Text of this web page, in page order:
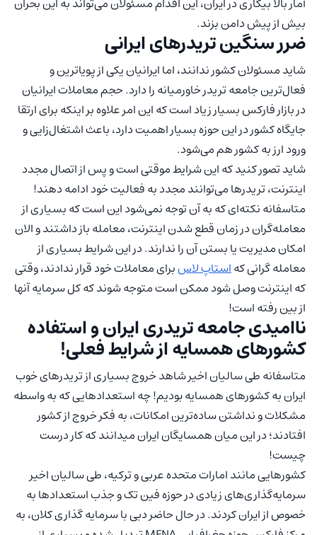
بیش از پیش دامن بزند.
ضرر سنگین تریدرهای ایرانی
شاید مسئولان کشور ندانند، اما ایرانیان یکی از پویا‍‌ترین و
فعال‌ترین جامعه تریدر خاورمیانه را دارد. حجم معاملات ایرانیان
در بازار فارکس بسیار زیاد است که این امر علاوه بر اینکه برای ارتقا
جایگاه کشور در این حوزه بسیار اهمیت دارد، باعث اشتغال‌زایی و
ورود ارز به کشور هم می‌شود.
شاید تصور کنید که این شرایط موقتی است و پس از اتصال مجدد
اینترنت، تریدرها می‌توانند مجدد به فعالیت خود ادامه دهند!
متاسفانه نکته‌ای که به آن توجه نمی‌شود این است که بسیاری از
معامله‌گران در زمان قطع شدن اینترنت، معامله باز داشتند و الان
امکان مدیریت یا بستن آن را ندارند. در این شرایط بسیاری از
معامله گرانی کهاستاپ لاسبرای معاملات خود قرار ندادند، وقتی
که اینترنت وصل شود ممکن است متوجه شوند که کل سرمایه آنها
از بین رفته است!
ناامیدی جامعه تریدری ایران و استفاده
کشورهای همسایه از شرایط فعلی!
متاسفانه طی سالیان اخیر شاهد خروج بسیاری از تریدرهای خوب
ایران به کشورهای همسایه بودیم! چه استعدادهایی که به واسطه
مشکلات و نداشتن ساده‌ترین امکانات، به فکر خروج از کشور
افتادند؛ در این میان همسایگان ایران میدانند که کار درست
چیست!
کشورهایی مانند امارات متحده عربی و ترکیه، طی سالیان اخیر
سرمایه‌گذاری‌های زیادی در حوزه فین تک و جذب استعدادها به
خصوص از ایران کردند. در حال حاضر دبی با سرمایه گذاری کلان، به